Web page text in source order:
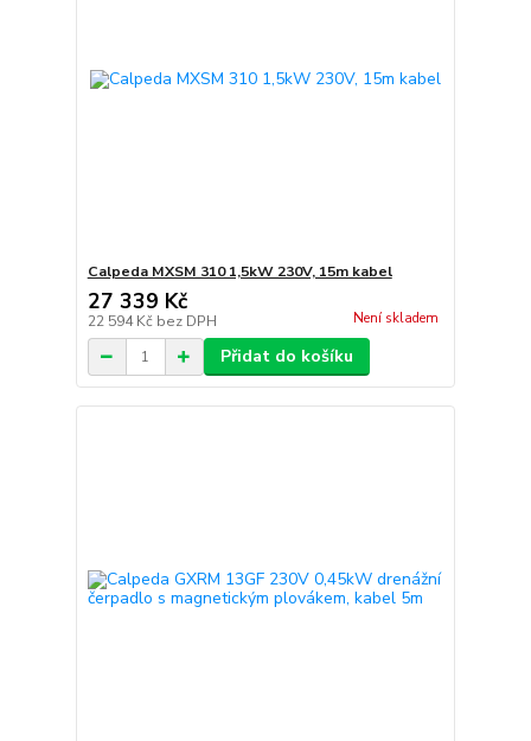
Calpeda MXSM 310 1,5kW 230V, 15m kabel
27 339 Kč
22 594 Kč bez DPH Není skladem
Přidat do košíku